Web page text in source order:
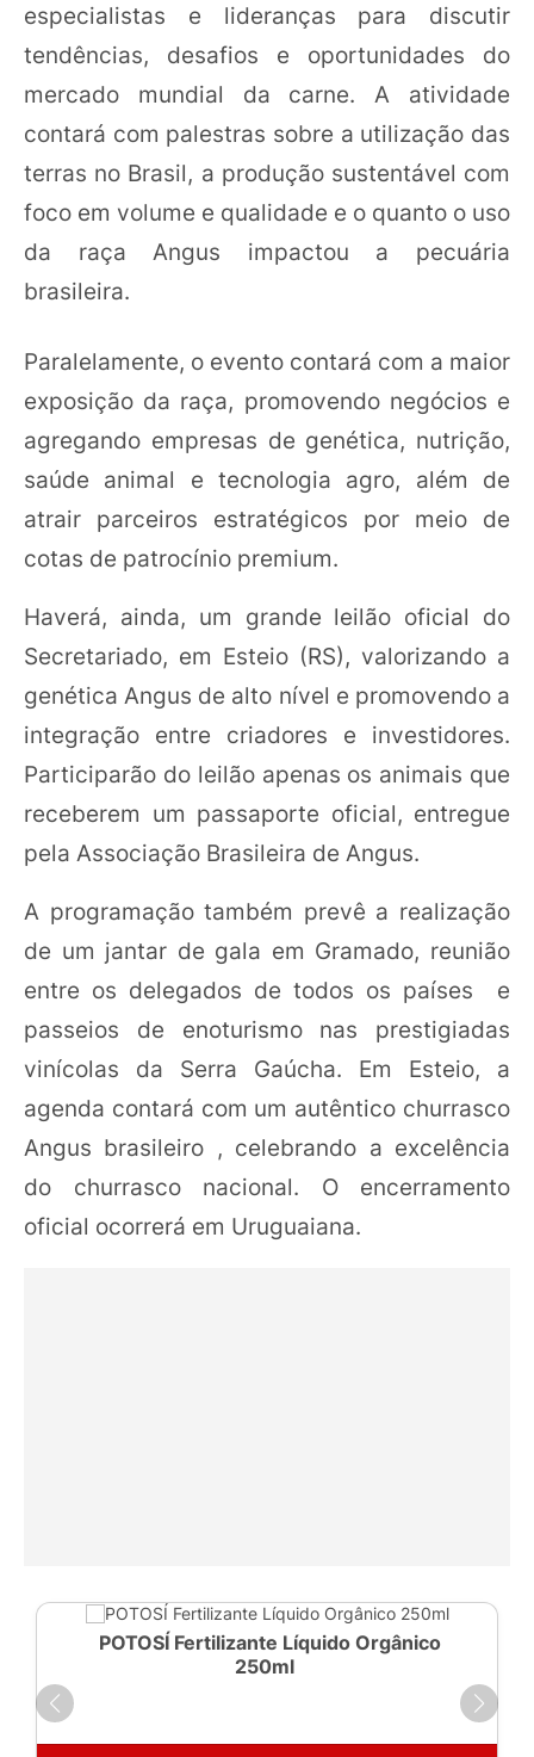
especialistas e lideranças para discutir
tendências, desafios e oportunidades do
mercado mundial da carne. A atividade
contará com palestras sobre a utilização das
terras no Brasil, a produção sustentável com
foco em volume e qualidade e o quanto o uso
da raça Angus impactou a pecuária
brasileira.
Paralelamente, o evento contará com a maior
exposição da raça, promovendo negócios e
agregando empresas de genética, nutrição,
saúde animal e tecnologia agro, além de
atrair parceiros estratégicos por meio de
cotas de patrocínio premium.
Haverá, ainda, um grande leilão oficial do
Secretariado, em Esteio (RS), valorizando a
genética Angus de alto nível e promovendo a
integração entre criadores e investidores.
Participarão do leilão apenas os animais que
receberem um passaporte oficial, entregue
pela Associação Brasileira de Angus.
A programação também prevê a realização
de um jantar de gala em Gramado, reunião
entre os delegados de todos os países e
passeios de enoturismo nas prestigiadas
vinícolas da Serra Gaúcha. Em Esteio, a
agenda contará com um autêntico churrasco
Angus brasileiro , celebrando a excelência
do churrasco nacional. O encerramento
oficial ocorrerá em Uruguaiana.
POTOSÍ Fertilizante Líquido Orgânico
250ml